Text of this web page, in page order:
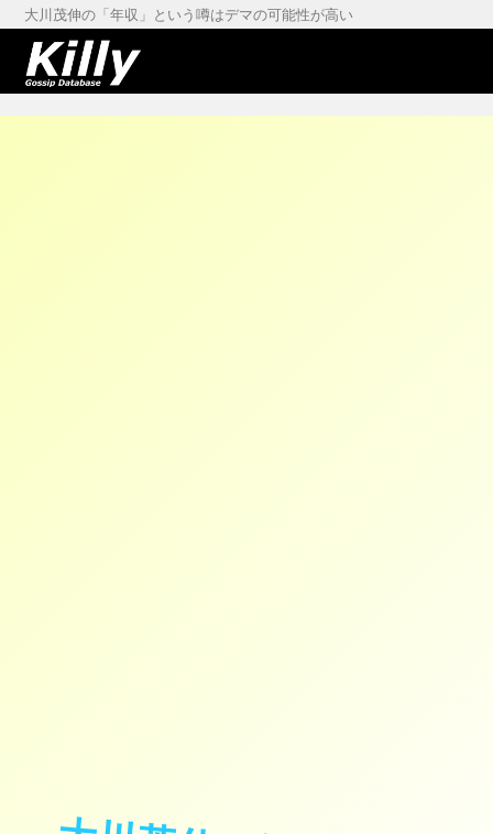
大川茂伸の「年収」という噂はデマの可能性が高い